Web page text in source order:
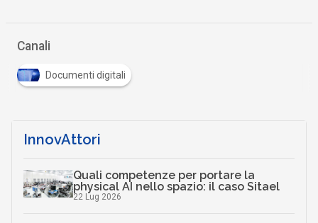
Canali
Documenti digitali
InnovAttori
Quali competenze per portare la
physical AI nello spazio: il caso Sitael
22 Lug 2026